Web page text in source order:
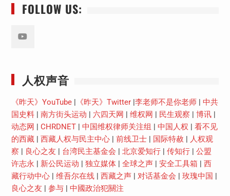
FOLLOW US:
人权声音
《昨天》YouTube| 《昨天》Twitter|李老师不是你老师| 中共
国史料| 南方街头运动 | 六四天网 | 维权网 | 民生观察 | 博讯|
动态网 | CHRDNET| 中国维权律师关注组 | 中国人权 | 看不见
的西藏| 西藏人权与民主中心| 前线卫士| 国际特赦 | 人权观
察 | 良心之友 | 台湾民主基金会 | 北京爱知行| 传知行| 公盟
许志永 | 新公民运动 | 独立媒体| 全球之声| 安全工具箱 | 西
藏行动中心| 维吾尔在线| 西藏之声| 对话基金会 | 玫瑰中国 |
良心之友 | 参与| 中國政治犯關注